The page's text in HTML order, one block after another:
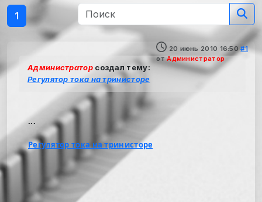
1
20 июнь 2010 16:50 #1
отАдминистратор
Администраторсоздал тему:
Регулятор тока на тринисторе
...
Регулятор тока на тринисторе